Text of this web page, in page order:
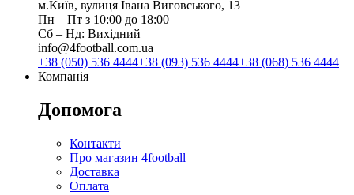
м.Київ, вулиця Івана Виговського, 13
Пн ‒ Пт з 10:00 до 18:00
Сб ‒ Нд: Вихідний
info@4football.com.ua
+38 (050) 536 4444+38 (093) 536 4444+38 (068) 536 4444
Компанія
Допомога
Контакти
Про магазин 4football
Доставка
Оплата